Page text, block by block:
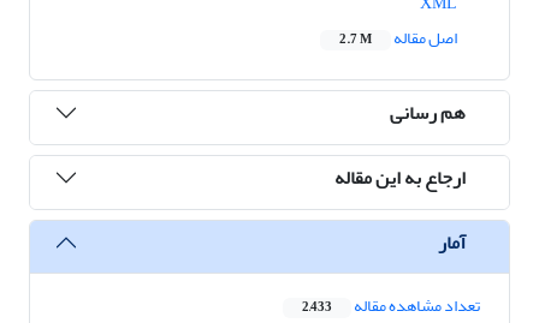
اصل مقاله
2.7 M
هم رسانی
ارجاع به این مقاله
آمار
تعداد مشاهده مقاله 2,433